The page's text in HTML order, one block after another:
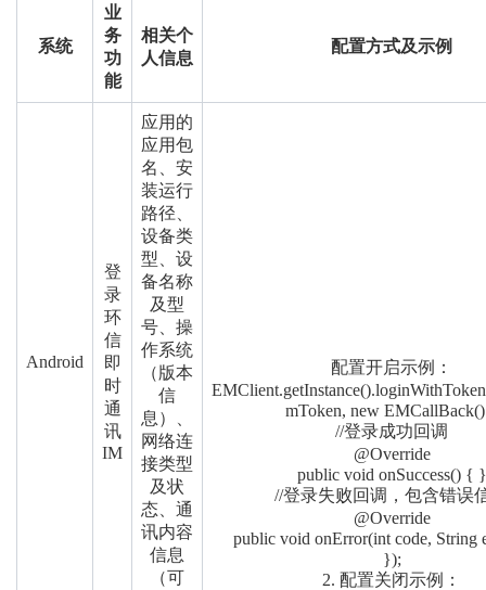
系统
业
务
功
能
相关个
人信息
配置方式及示例
Android
登
录
环
信
即
时
通
讯
IM
应用的
应用包
名、安
装运行
路径、
设备类
型、设
备名称
及型
号、操
作系统
（版本
信
息）、
网络连
接类型
及状
态、通
讯内容
信息
（可
配置开启示例：
mToken, new
//登录成功回调
@Override
public void onSuccess() { }
//登录失败回调，包含错误
@Override
public void onError(int code,
});
2. 配置关闭示例：